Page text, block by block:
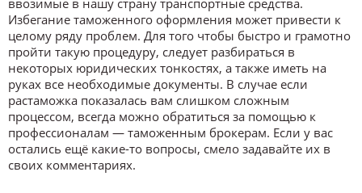
ввозимые в нашу страну транспортные средства.
Избегание таможенного оформления может привести к
целому ряду проблем. Для того чтобы быстро и грамотно
пройти такую процедуру, следует разбираться в
некоторых юридических тонкостях, а также иметь на
руках все необходимые документы. В случае если
растаможка показалась вам слишком сложным
процессом, всегда можно обратиться за помощью к
профессионалам — таможенным брокерам. Если у вас
остались ещё какие-то вопросы, смело задавайте их в
своих комментариях.